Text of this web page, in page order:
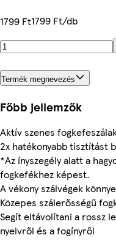
1799 Ft1799 Ft/db
Termék megnevezés
Főbb jellemzők
Aktív szenes
2x hatékonyabb tisztítást
*Az ínyszegély alatt a
fogkefékhez képest.
A vékony szálvégek
Közepes szálerősségű
Segít eltávolítani a rossz
nyelvről és a fogínyről